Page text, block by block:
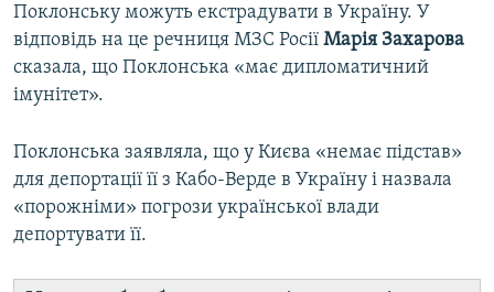
Поклонську можуть екстрадувати в Україну. У
відповідь на це речниця МЗС Росії Марія Захарова
сказала, що Поклонська «має дипломатичний
імунітет».
Поклонська заявляла, що у Києва «немає підстав»
для депортації її з Кабо-Верде в Україну і назвала
«порожніми» погрози української влади
депортувати її.